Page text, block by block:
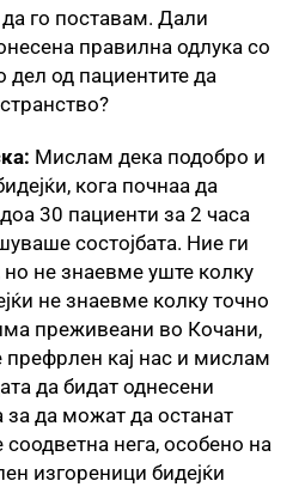
го поставам. Дали
правилна одлука со
од пациентите да
Мислам дека подобро и
кога почнаа да
30 пациенти за 2 часа
состојбата. Ние ги
не знаевме уште колку
не знаевме колку точно
преживеани во Кочани,
префрлен кај нас и мислам
да бидат однесени
да можат да останат
нега, особено на
изгореници бидејќи